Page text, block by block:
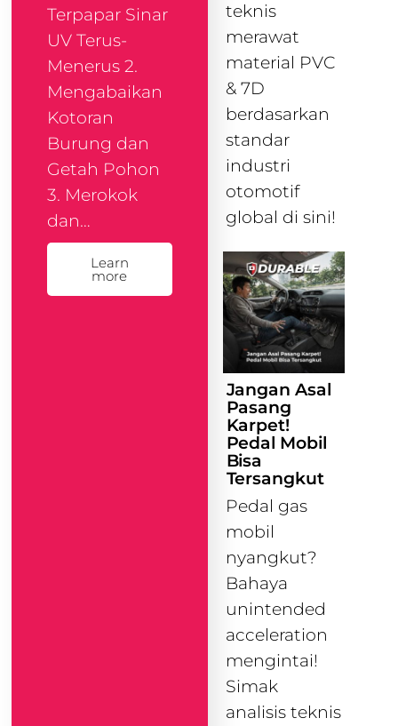
Terpapar Sinar
UV Terus-
Menerus 2.
Mengabaikan
Kotoran
Burung dan
Getah Pohon
3. Merokok
dan…
Learn
more
teknis
merawat
material PVC
& 7D
berdasarkan
standar
industri
otomotif
global di sini!
Jangan Asal
Pasang
Karpet!
Pedal Mobil
Bisa
Tersangkut
Pedal gas
mobil
nyangkut?
Bahaya
unintended
acceleration
mengintai!
Simak
analisis teknis